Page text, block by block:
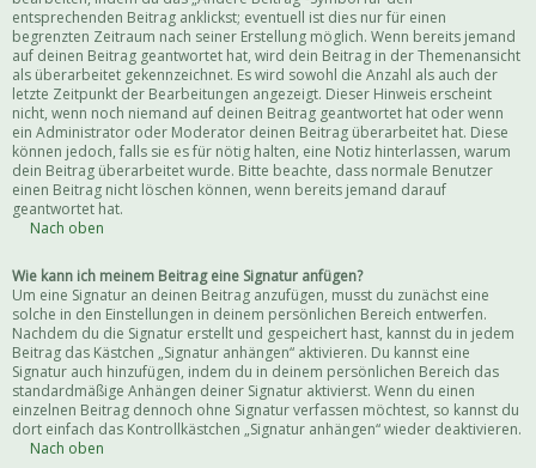
entsprechenden Beitrag anklickst; eventuell ist dies nur für einen
begrenzten Zeitraum nach seiner Erstellung möglich. Wenn bereits jemand
auf deinen Beitrag geantwortet hat, wird dein Beitrag in der Themenansicht
als überarbeitet gekennzeichnet. Es wird sowohl die Anzahl als auch der
letzte Zeitpunkt der Bearbeitungen angezeigt. Dieser Hinweis erscheint
nicht, wenn noch niemand auf deinen Beitrag geantwortet hat oder wenn
ein Administrator oder Moderator deinen Beitrag überarbeitet hat. Diese
können jedoch, falls sie es für nötig halten, eine Notiz hinterlassen, warum
dein Beitrag überarbeitet wurde. Bitte beachte, dass normale Benutzer
einen Beitrag nicht löschen können, wenn bereits jemand darauf
geantwortet hat.
Nach oben
Wie kann ich meinem Beitrag eine Signatur anfügen?
Um eine Signatur an deinen Beitrag anzufügen, musst du zunächst eine
solche in den Einstellungen in deinem persönlichen Bereich entwerfen.
Nachdem du die Signatur erstellt und gespeichert hast, kannst du in jedem
Beitrag das Kästchen „Signatur anhängen“ aktivieren. Du kannst eine
Signatur auch hinzufügen, indem du in deinem persönlichen Bereich das
standardmäßige Anhängen deiner Signatur aktivierst. Wenn du einen
einzelnen Beitrag dennoch ohne Signatur verfassen möchtest, so kannst du
dort einfach das Kontrollkästchen „Signatur anhängen“ wieder deaktivieren.
Nach oben